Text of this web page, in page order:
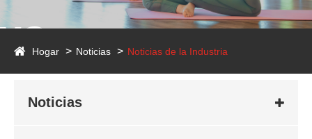
Hogar Noticias Noticias de la Industria
Noticias